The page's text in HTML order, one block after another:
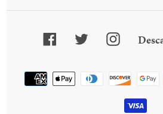
FacebookTwitter
Método
pago